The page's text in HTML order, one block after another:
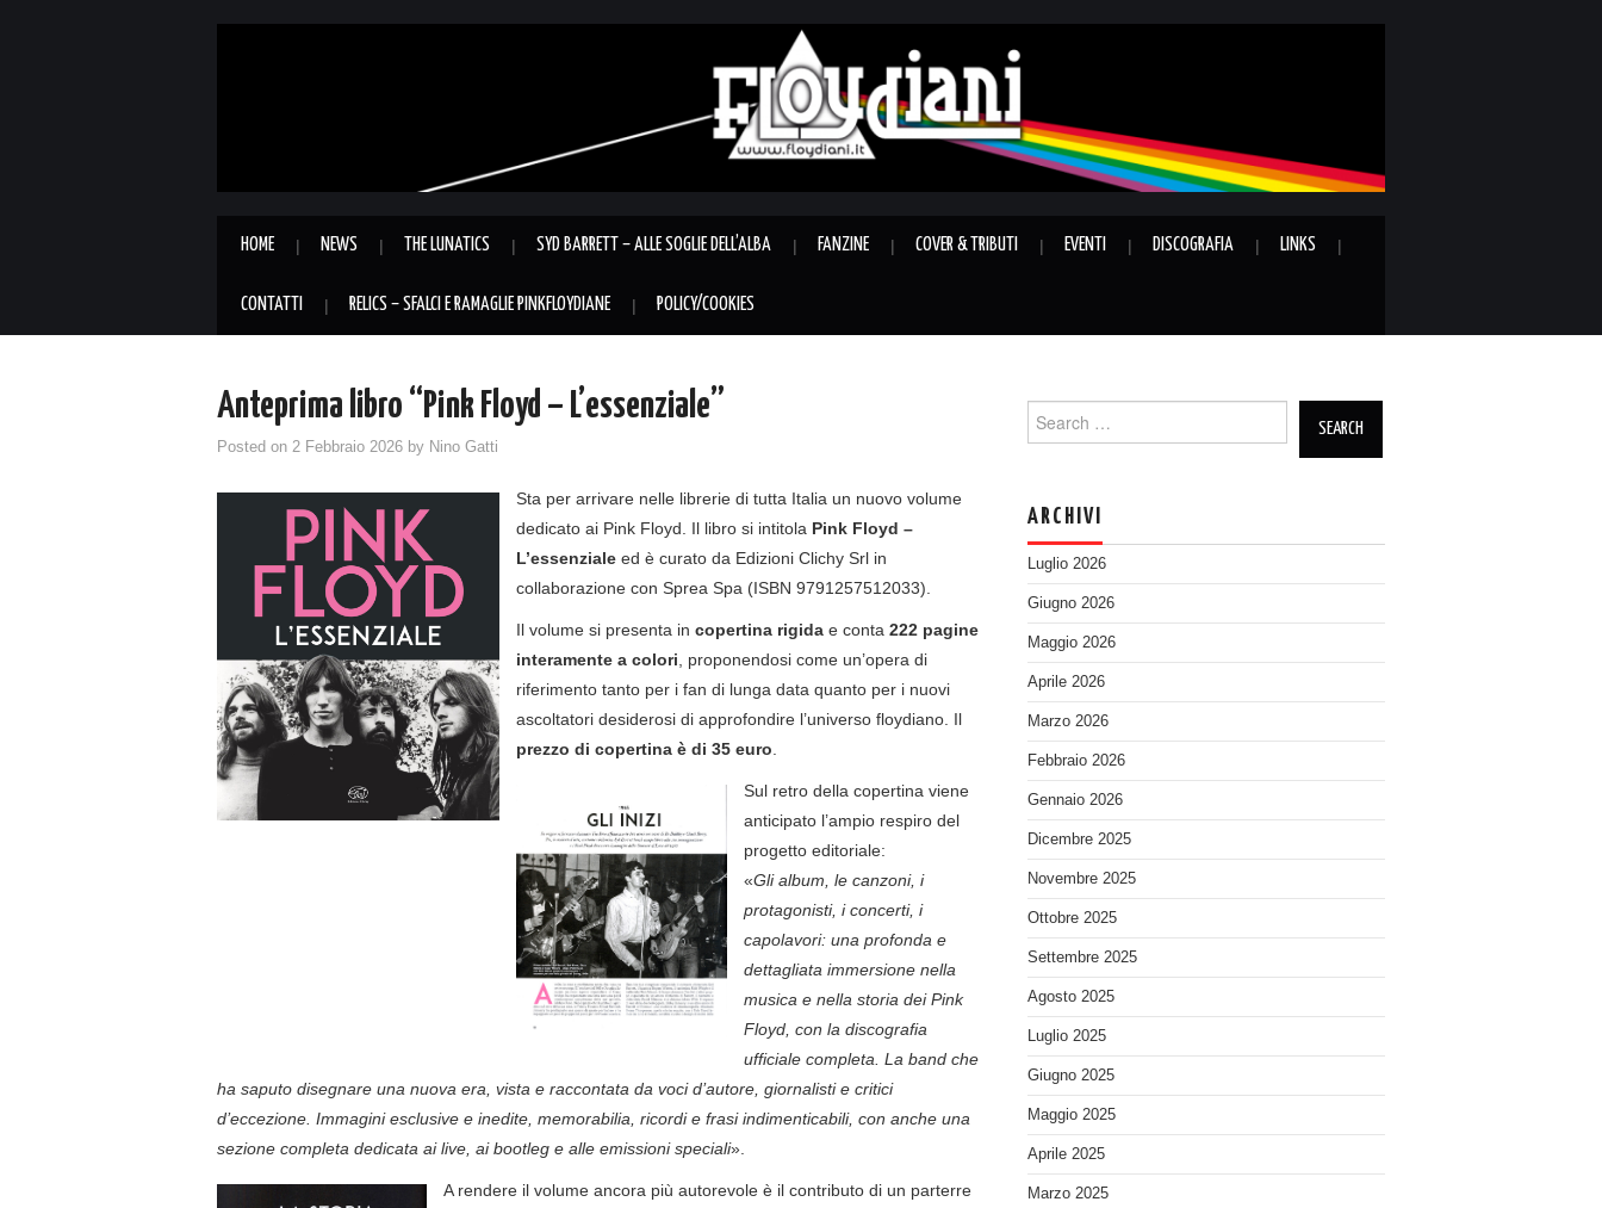
HOME NEWS THE LUNATICS SYD BARRETT – ALLE SOGLIE DELL’ALBA FANZINE COVER & TRIBUTI EVENTI DISCOGRAFIA LINKS
CONTATTI RELICS – SFALCI E RAMAGLIE PINKFLOYDIANE POLICY/COOKIES
Anteprima libro “Pink Floyd – L’essenziale”
Posted on 2 Febbraio 2026 by Nino Gatti
Sta per arrivare nelle librerie di tutta Italia un nuovo volume
dedicato ai Pink Floyd. Il libro si intitola Pink Floyd –
L’essenziale ed è curato da Edizioni Clichy Srl in
collaborazione con Sprea Spa (ISBN 9791257512033).
Il volume si presenta in copertina rigida e conta 222 pagine
interamente a colori , proponendosi come un’opera di
riferimento tanto per i fan di lunga data quanto per i nuovi
ascoltatori desiderosi di approfondire l’universo floydiano. Il
prezzo di copertina è di 35 euro
Sul retro della copertina viene
anticipato l’ampio respiro del
progetto editoriale:
«Gli album, le canzoni, i
protagonisti, i concerti, i
capolavori: una profonda e
dettagliata immersione nella
musica e nella storia dei Pink
Floyd, con la discografia
ufficiale completa. La band che
ha saputo disegnare una nuova era, vista e raccontata da voci d’autore, giornalisti e critici
d’eccezione. Immagini esclusive e inedite, memorabilia, ricordi e frasi indimenticabili, con anche una
sezione completa dedicata ai live, ai bootleg e alle emissioni speciali».
A rendere il volume ancora più autorevole è il contributo di un parterre
for:
ARCHIVI
Luglio 2026
Giugno 2026
Maggio 2026
Aprile 2026
Marzo 2026
Febbraio 2026
Gennaio 2026
Dicembre 2025
Novembre 2025
Ottobre 2025
Settembre 2025
Agosto 2025
Luglio 2025
Giugno 2025
Maggio 2025
Aprile 2025
Marzo 2025